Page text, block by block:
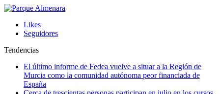
Likes
Seguidores
Tendencias
El último informe de Fedea vuelve a situar a la Región de
Murcia como la comunidad autónoma peor financiada de
España